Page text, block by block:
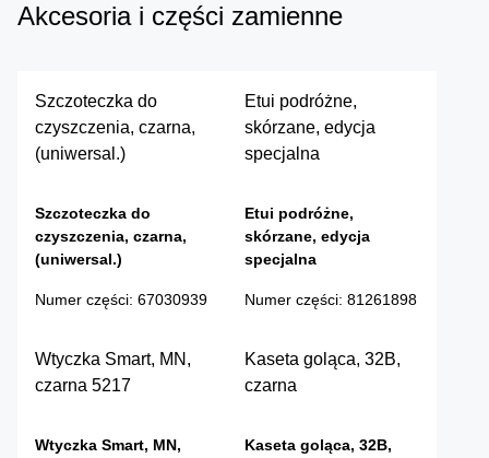
Akcesoria i części zamienne
Szczoteczka do
czyszczenia, czarna,
(uniwersal.)
Szczoteczka do
czyszczenia, czarna,
(uniwersal.)
Numer części: 67030939
Etui podróżne,
skórzane, edycja
specjalna
Etui podróżne,
skórzane, edycja
specjalna
Numer części: 81261898
Wtyczka Smart, MN,
czarna 5217
Wtyczka Smart, MN,
Kaseta goląca, 32B,
czarna
Kaseta goląca, 32B,